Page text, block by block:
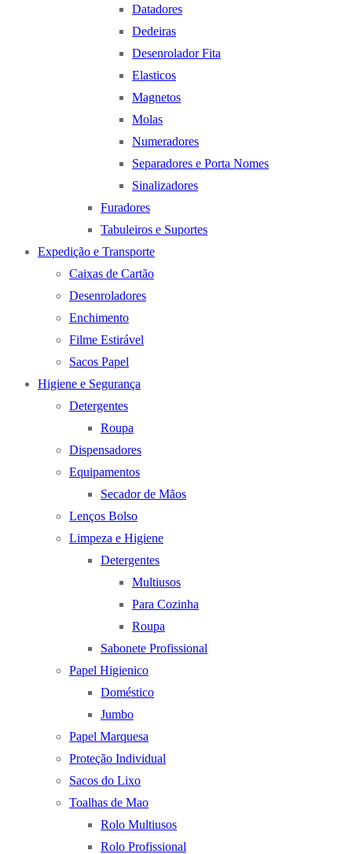
Datadores
Dedeiras
Desenrolador Fita
Elasticos
Magnetos
Molas
Numeradores
Separadores e Porta Nomes
Sinalizadores
Furadores
Tabuleiros e Suportes
Expedição e Transporte
Caixas de Cartão
Desenroladores
Enchimento
Filme Estirável
Sacos Papel
Higiene e Segurança
Detergentes
Roupa
Dispensadores
Equipamentos
Secador de Mãos
Lenços Bolso
Limpeza e Higiene
Detergentes
Multiusos
Para Cozinha
Roupa
Sabonete Profissional
Papel Higienico
Doméstico
Jumbo
Papel Marquesa
Proteção Individual
Sacos do Lixo
Toalhas de Mao
Rolo Multiusos
Rolo Profissional